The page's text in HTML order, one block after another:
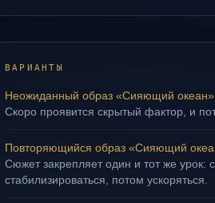
ВАРИАНТЫ
Неожиданный образ «Сияющий океан»
Скоро проявится скрытый фактор, и
Повторяющийся образ «Сияющий
Сюжет закрепляет один и тот же урок:
стабилизироваться, потом ускоряться.